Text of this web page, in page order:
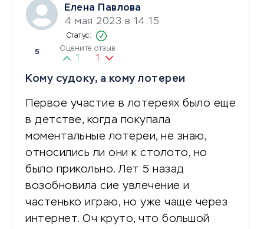
Елена Павлова
4 мая 2023 в 14:15
5 Оцените отзыв
1 1
Кому судоку, а кому лотереи
Первое участие в лотереях было еще
в детстве, когда покупала
моментальные лотереи, не знаю,
относились ли они к столото, но
было прикольно. Лет 5 назад
возобновила сие увлечение и
частенько играю, но уже чаще через
интернет. Оч круто, что большой